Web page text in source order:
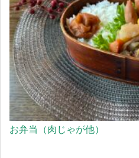
お弁当（肉じゃが他）